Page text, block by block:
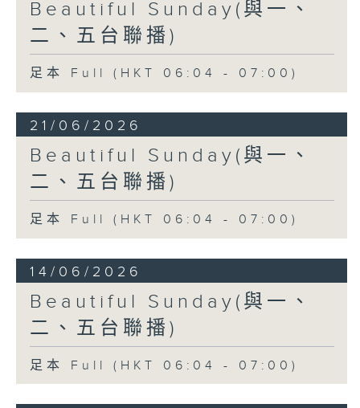
Beautiful Sunday(與一、
二、五台聯播)
足本 Full (HKT 06:04 - 07:00)
21/06/2026
Beautiful Sunday(與一、
二、五台聯播)
足本 Full (HKT 06:04 - 07:00)
14/06/2026
Beautiful Sunday(與一、
二、五台聯播)
足本 Full (HKT 06:04 - 07:00)